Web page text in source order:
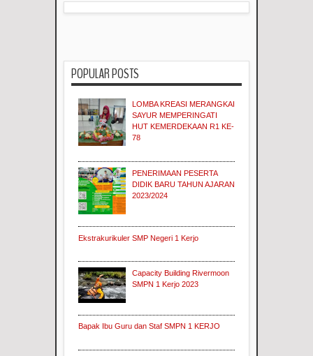
POPULAR POSTS
LOMBA KREASI MERANGKAI
SAYUR MEMPERINGATI
HUT KEMERDEKAAN R1 KE-
78
PENERIMAAN PESERTA
DIDIK BARU TAHUN AJARAN
2023/2024
Ekstrakurikuler SMP Negeri 1 Kerjo
Capacity Building Rivermoon
SMPN 1 Kerjo 2023
Bapak Ibu Guru dan Staf SMPN 1 KERJO